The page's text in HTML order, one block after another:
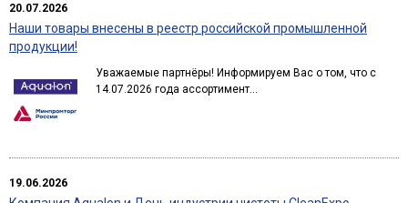
20.07.2026
Наши товары внесены в реестр российской промышленной
продукции!
Уважаемые партнёры! Информируем Вас о том, что с
14.07.2026 года ассортимент...
19.06.2026